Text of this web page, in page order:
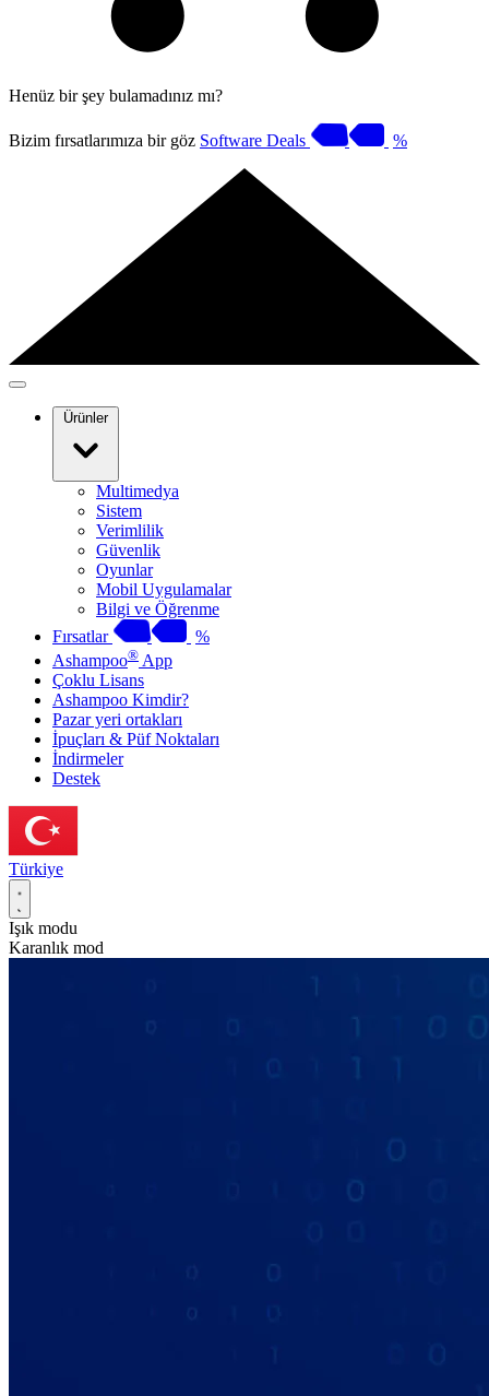
Henüz bir şey bulamadınız mı?
Bizim fırsatlarımıza bir göz Software Deals %
Ürünler
Multimedya
Sistem
Verimlilik
Güvenlik
Oyunlar
Mobil Uygulamalar
Bilgi ve Öğrenme
Fırsatlar
%
Ashampoo® App
Çoklu Lisans
Ashampoo Kimdir?
Pazar yeri ortakları
İpuçları & Püf Noktaları
İndirmeler
Destek
Türkiye
Işık modu
Karanlık mod